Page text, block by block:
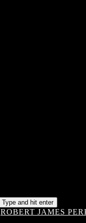
Type and hit enter
ROBERT JAMES